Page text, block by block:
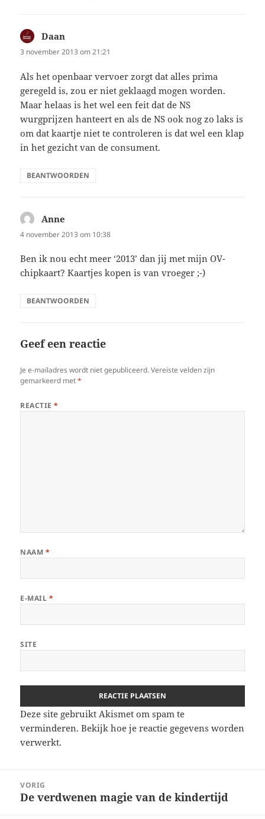
Daan
3 november 2013 om 21:21
Als het openbaar vervoer zorgt dat alles prima
geregeld is, zou er niet geklaagd mogen worden.
Maar helaas is het wel een feit dat de NS
wurgprijzen hanteert en als de NS ook nog zo laks is
om dat kaartje niet te controleren is dat wel een klap
in het gezicht van de consument.
BEANTWOORDEN
Anne
4 november 2013 om 10:38
Ben ik nou echt meer ‘2013’ dan jij met mijn OV-
chipkaart? Kaartjes kopen is van vroeger ;-)
BEANTWOORDEN
Geef een reactie
Je e-mailadres wordt niet gepubliceerd. Vereiste velden zijn
gemarkeerd met*
REACTIE*
NAAM *
E-MAIL *
SITE
Deze site gebruikt Akismet om spam te
verminderen.Bekijk hoe je reactie gegevens worden
verwerkt.
VORIG
Vorig
De verdwenen magie van de kindertijd